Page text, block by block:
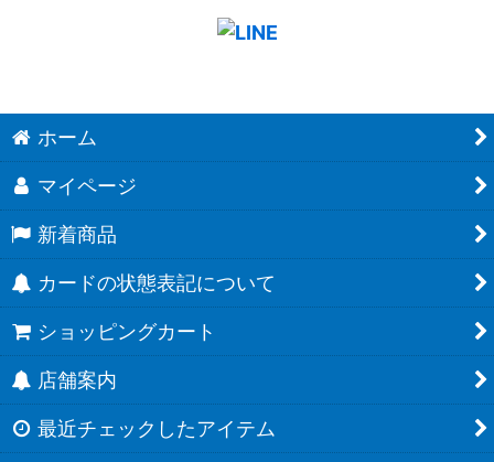
ホーム
マイページ
新着商品
カードの状態表記について
ショッピングカート
店舗案内
最近チェックしたアイテム